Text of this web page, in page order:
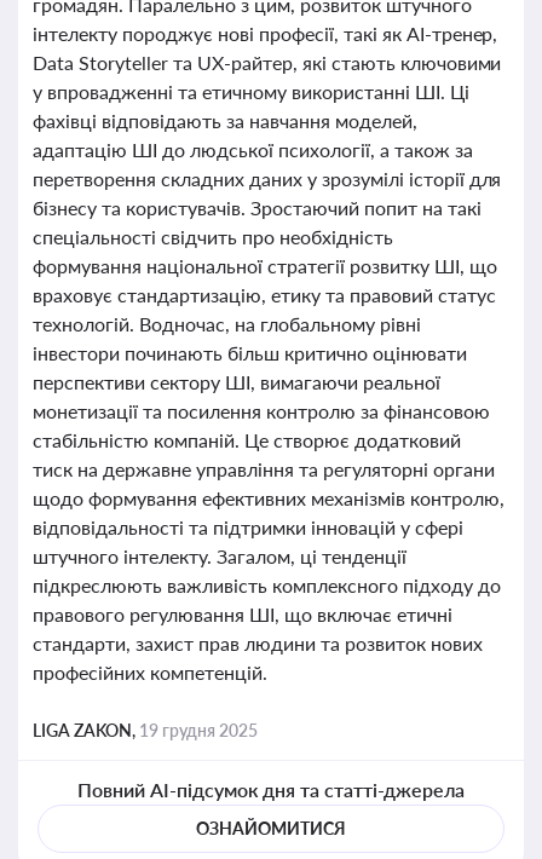
інтелекту породжує нові професії, такі як AI-тренер,
Data Storyteller та UX-райтер, які стають ключовими
у впровадженні та етичному використанні ШІ. Ці
фахівці відповідають за навчання моделей,
адаптацію ШІ до людської психології, а також за
перетворення складних даних у зрозумілі історії для
бізнесу та користувачів. Зростаючий попит на такі
спеціальності свідчить про необхідність
формування національної стратегії розвитку ШІ, що
враховує стандартизацію, етику та правовий статус
технологій. Водночас, на глобальному рівні
інвестори починають більш критично оцінювати
перспективи сектору ШІ, вимагаючи реальної
монетизації та посилення контролю за фінансовою
стабільністю компаній. Це створює додатковий
тиск на державне управління та регуляторні органи
щодо формування ефективних механізмів контролю,
відповідальності та підтримки інновацій у сфері
штучного інтелекту. Загалом, ці тенденції
підкреслюють важливість комплексного підходу до
правового регулювання ШІ, що включає етичні
стандарти, захист прав людини та розвиток нових
професійних компетенцій.
LIGA ZAKON, 19 грудня 2025
Повний AI-підсумок дня та статті-джерела
ОЗНАЙОМИТИСЯ